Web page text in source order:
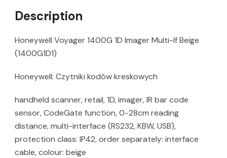
Description
Honeywell Voyager 1400G 1D Imager Multi-If Beige
(1400G1D1)
Honeywell: Czytniki kodów kreskowych
handheld scanner, retail, 1D, imager, IR bar code
sensor, CodeGate function, 0-28cm reading
distance, multi-interface (RS232, KBW, USB),
protection class: IP42, order separately: interface
cable, colour: beige